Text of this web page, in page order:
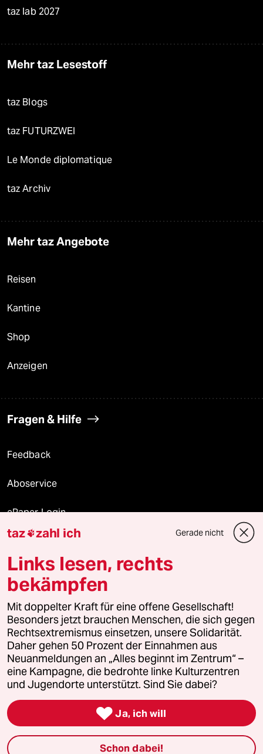
taz lab 2027
Mehr taz Lesestoff
taz Blogs
taz FUTURZWEI
Le Monde diplomatique
taz Archiv
Mehr taz Angebote
Reisen
Kantine
Shop
Anzeigen
Fragen & Hilfe
Feedback
Aboservice
ePaper Login
Downloads für Abonnierende
© 2026 taz Verlags und Vertriebs GmbH
Alle Rechte vorbehalten. Bei rechtlichen Fragen oder für Genehmigungen
wenden Sie sich bitte an
lizenzen@taz.de
Feedback Redaktionsstatut Kommune-Richtlinien
Leitlinie Informant Datenschutz Impressum AGB
Seitenwende Einwilligungen widerrufen (Ads)
taz zahl ich Gerade nicht
Links lesen, rechts
bekämpfen
Mit doppelter Kraft für eine offene Gesellschaft!
Besonders jetzt brauchen Menschen, die sich gegen
Rechtsextremismus einsetzen, unsere Solidarität.
Daher gehen 50 Prozent der Einnahmen aus
Neuanmeldungen an „Alles beginnt im Zentrum“ –
eine Kampagne, die bedrohte linke Kulturzentren
und Jugendorte unterstützt. Sind Sie dabei?
 Ja, ich will
Schon dabei!